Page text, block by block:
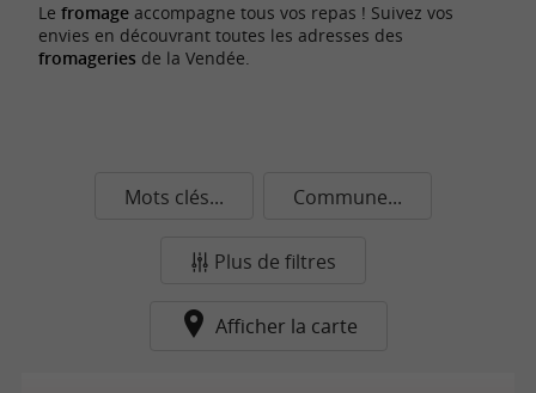
Le fromage accompagne tous vos repas ! Suivez vos
envies en découvrant toutes les adresses des
fromageries de la Vendée.
Mots clés... Commune...
Plus de filtres
Afficher la carte